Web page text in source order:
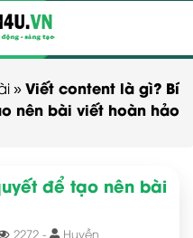
»Viết content là gì? Bí
nên bài viết hoàn hảo
để tạo nên bài
2272 - Huyền